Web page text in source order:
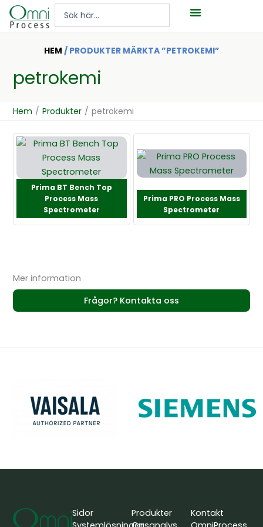
Hoppa
Search
HEM / PRODUKTER MÄRKTA ”PETROKEMI”
petrokemi
Hem / Produkter / petrokemi
Prima BT Bench Top
Process Mass
Spectrometer
Prima PRO Process Mass
Spectrometer
Mer information
Frågor? Kontakta oss
Sidor
Produkter
Kontakt